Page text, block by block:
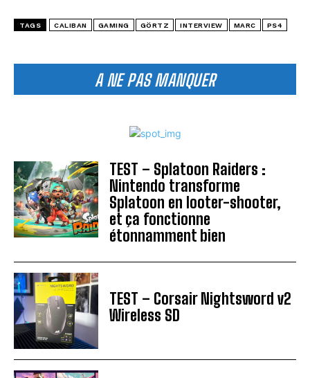
A NE PAS MANQUER
TEST – Splatoon Raiders :
Nintendo transforme
Splatoon en looter-shooter,
et ça fonctionne
étonnamment bien
TEST – Corsair Nightsword v2
Wireless SD
TAGS CALIBAN GAMING GÖRTZ INTERVIEW MARC PS4